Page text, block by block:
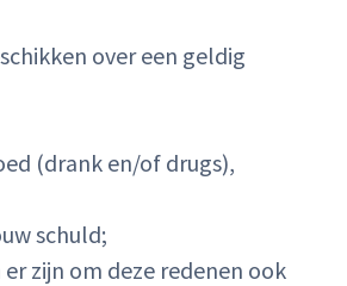
over een geldig
(drank en/of drugs),
schuld;
zijn om deze redenen ook